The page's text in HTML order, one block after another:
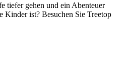
tiefer gehen und ein Abenteuer
Kinder ist? Besuchen Sie Treetop